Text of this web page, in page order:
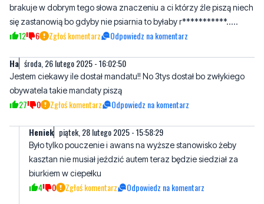
Ha środa, 26 lutego 2025 - 16:02:50
Jestem ciekawy ile dostał mandatu!! No 3tys dostał bo zwłykiego
27 0 Zgłoś komentarz Odpowiedz na komentarz
Heniek piątek, 28 lutego 2025 - 15:58:29
Było tylko pouczenie i awans na wyższe stanowisko żeby
biurkiem w ciepełku
4 0 Zgłoś komentarz Odpowiedz na komentarz
Adrian czwartek, 27 lutego 2025 - 10:24:58
Proszę o publiczne wystawienie mandatu oraz potwierdzenie jego